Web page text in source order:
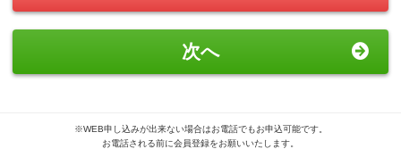
おすすめ
ルセット
1,870円/日（税込）
次へ
※WEB申し込みが出来ない場合はお電話でもお申込可能です。
お電話される前に会員登録をお願いいたします。